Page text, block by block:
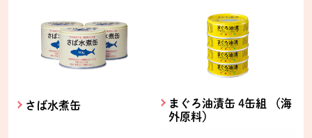
さば水煮缶
まぐろ油漬缶 4缶組 （海
外原料）